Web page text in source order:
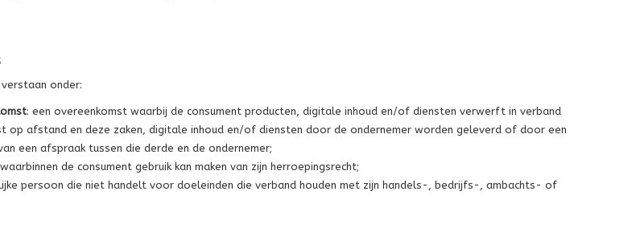
onder:
: een overeenkomst waarbij de consument producten, digitale inhoud en/of diensten verwerft in verband
op afstand en deze zaken, digitale inhoud en/of diensten door de ondernemer worden geleverd of door een
een afspraak tussen die derde en de ondernemer;
de consument gebruik kan maken van zijn herroepingsrecht;
persoon die niet handelt voor doeleinden die verband houden met zijn handels-, bedrijfs-, ambachts- of